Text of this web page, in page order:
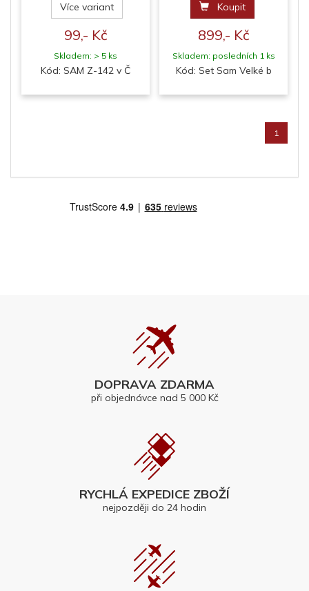
Více variant
99,- Kč
Skladem: > 5 ks
Kód: SAM Z-142 v Č
Koupit
899,- Kč
Skladem: posledních 1 ks
Kód: Set Sam Velké b
1
DOPRAVA ZDARMA
při objednávce nad 5 000 Kč
RYCHLÁ EXPEDICE ZBOŽÍ
nejpozději do 24 hodin